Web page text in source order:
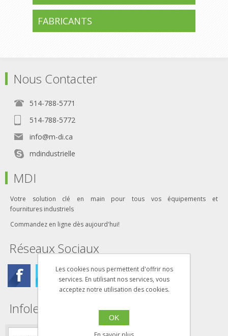
FABRICANTS
Nous Contacter
514-788-5771
514-788-5772
info@m-di.ca
mdindustrielle
MDI
Votre solution clé en main pour tous vos équipements et
fournitures industriels
Commandez en ligne dès aujourd'hui!
Réseaux Sociaux
Infolettre
Les cookies nous permettent d'offrir nos
services. En utilisant nos services, vous
acceptez notre utilisation des cookies.
OK